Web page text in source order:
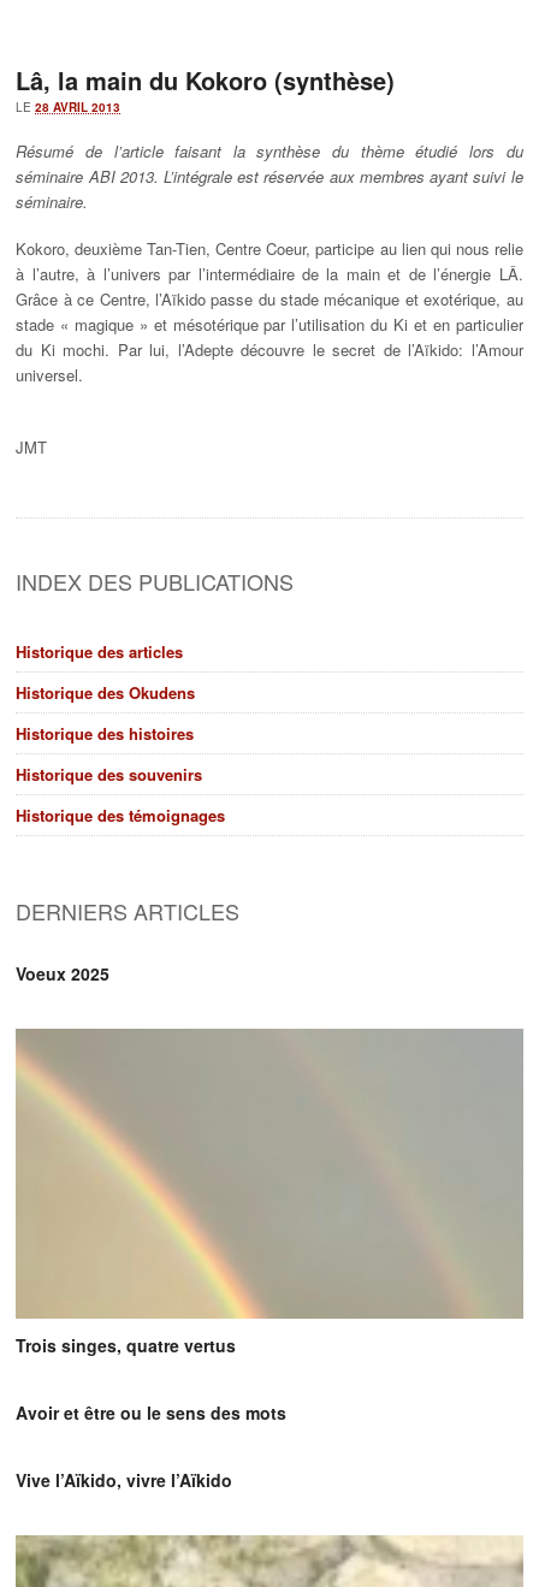
Lâ, la main du Kokoro (synthèse)
LE28 AVRIL 2013
Résumé de l’article faisant la synthèse du thème étudié lors du
séminaire ABI 2013. L’intégrale est réservée aux membres ayant suivi le
séminaire.
Kokoro, deuxième Tan-Tien, Centre Coeur, participe au lien qui nous relie
à l’autre, à l’univers par l’intermédiaire de la main et de l’énergie LÂ.
Grâce à ce Centre, l’Aïkido passe du stade mécanique et exotérique, au
stade « magique » et mésotérique par l’utilisation du Ki et en particulier
du Ki mochi. Par lui, l’Adepte découvre le secret de l’Aïkido: l’Amour
universel.
JMT
INDEX DES PUBLICATIONS
Historique des articles
Historique des Okudens
Historique des histoires
Historique des souvenirs
Historique des témoignages
DERNIERS ARTICLES
Voeux 2025
Trois singes, quatre vertus
Avoir et être ou le sens des mots
Vive l’Aïkido, vivre l’Aïkido